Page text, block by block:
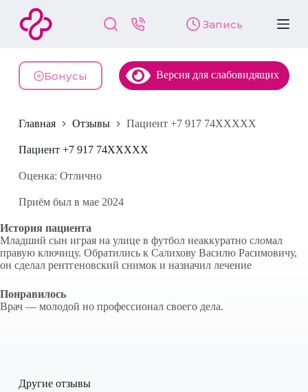
й
и
у
и
Запись
Бонусы Версия для слабовидящих
Главная Отзывы Пациент +7 917 74XXXXX
Пациент +7 917 74XXXXX
Оценка: Отлично
Приём был в мае 2024
История пациента
Младший сын играя на улице в футбол неаккуратно сломал
правую ключицу. Обратились к Салихову Василю Расимовичу,
он сделал рентгеновский снимок и назначил лечение
Понравилось
Врач — молодой но профессионал своего дела.
Другие отзывы